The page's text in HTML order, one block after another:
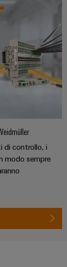
di controllo, i
modo sempre